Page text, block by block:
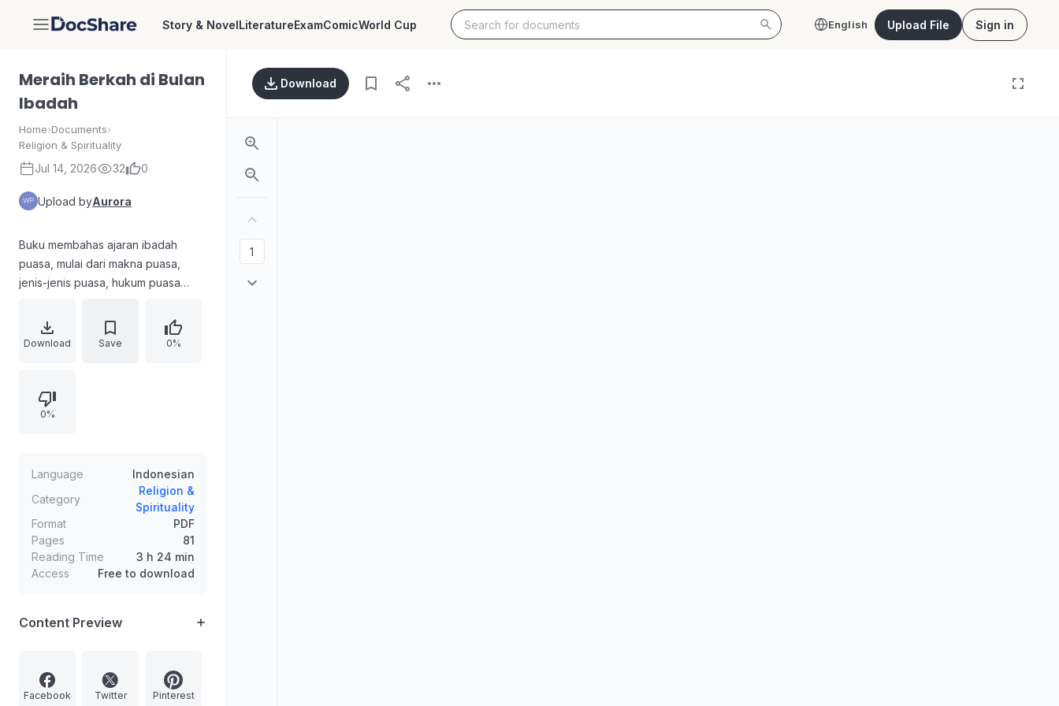
DocShare Story & NovelLiteratureExamComicWorld Cup English Upload File Sign in
Meraih Berkah di Bulan
Ibadah
Home›Documents›
Religion & Spirituality
Jul 14, 2026 32 0
Upload byAurora
Buku membahas ajaran ibadah
puasa, mulai dari makna puasa,
jenis-jenis puasa, hukum puasa
puasa, hingga tata cara memulai
dan mengakhiri puasa berdasarkan
berpuasa, syarat-syarat, kelompok
yang mendapat rukhsah dengan
berbuka.
Download Save 0%
0%
Language
Indonesian
Category
Religion &
Spirituality
Format
PDF
Pages
81
Reading Time
3 h 24 min
Access
Free to download
Content Preview
Facebook Twitter Pinterest
Download